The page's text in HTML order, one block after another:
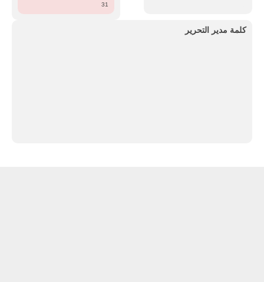
31
كلمة مدير التحرير